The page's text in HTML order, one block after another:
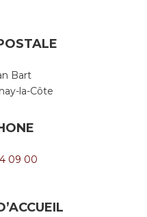
Bart
la-Côte
09 00